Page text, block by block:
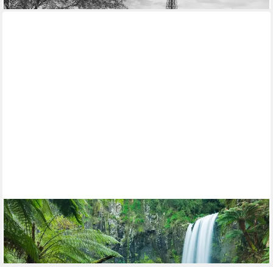
PAPERMOON
Fototapete Wasserfall im Wald
ab 22,86 €
lieferbar - in 2-3 Werktagen bei dir